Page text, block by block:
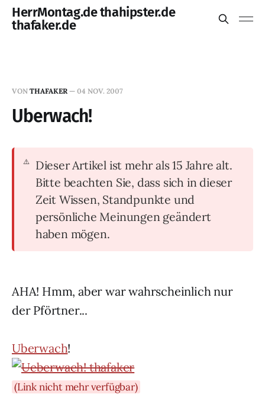
HerrMontag.de thahipster.de
thafaker.de
VON THAFAKER — 04 NOV. 2007
Uberwach!
Dieser Artikel ist mehr als 15 Jahre alt.
Bitte beachten Sie, dass sich in dieser
Zeit Wissen, Standpunkte und
persönliche Meinungen geändert
haben mögen.
AHA! Hmm, aber war wahrscheinlich nur
der Pförtner...
Uberwach!
(Link nicht mehr verfügbar)